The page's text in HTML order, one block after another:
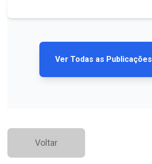
Ver Todas as Publicações
Voltar